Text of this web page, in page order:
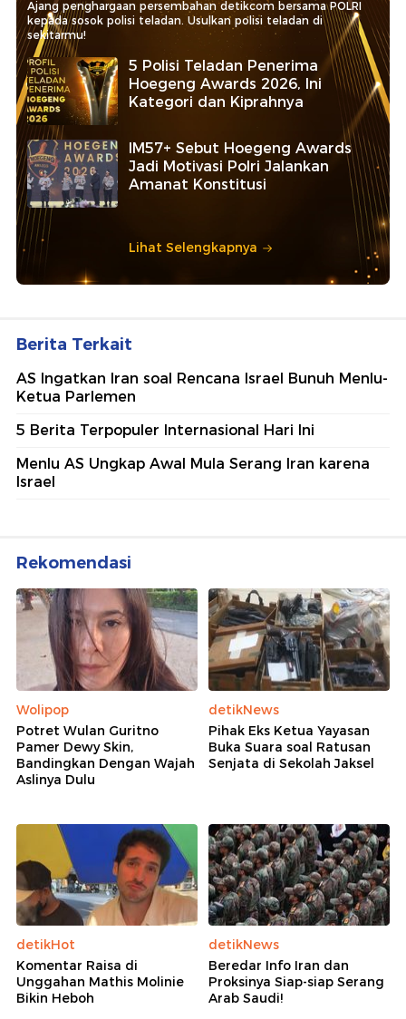
Ajang penghargaan persembahan detikcom bersama POLRI
kepada sosok polisi teladan. Usulkan polisi teladan di
sekitarmu!
5 Polisi Teladan Penerima
Hoegeng Awards 2026, Ini
Kategori dan Kiprahnya
IM57+ Sebut Hoegeng Awards
Jadi Motivasi Polri Jalankan
Amanat Konstitusi
Lihat Selengkapnya
Berita Terkait
AS Ingatkan Iran soal Rencana Israel Bunuh Menlu-
Ketua Parlemen
5 Berita Terpopuler Internasional Hari Ini
Menlu AS Ungkap Awal Mula Serang Iran karena
Israel
Rekomendasi
Wolipop
Potret Wulan Guritno
Pamer Dewy Skin,
Bandingkan Dengan Wajah
Aslinya Dulu
detikNews
Pihak Eks Ketua Yayasan
Buka Suara soal Ratusan
Senjata di Sekolah Jaksel
detikHot
Komentar Raisa di
Unggahan Mathis Molinie
Bikin Heboh
detikNews
Beredar Info Iran dan
Proksinya Siap-siap Serang
Arab Saudi!